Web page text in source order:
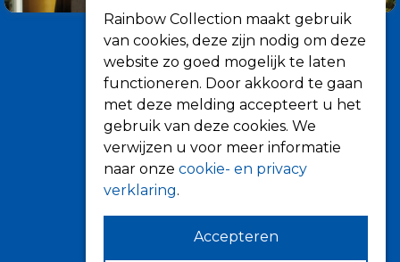
Informatie
Over ons
Verkooppunten
Rainbow Collection maakt gebruik
van cookies, deze zijn nodig om deze
website zo goed mogelijk te laten
functioneren. Door akkoord te gaan
met deze melding accepteert u het
gebruik van deze cookies. We
verwijzen u voor meer informatie
naar onze cookie- en privacy
verklaring.
Accepteren